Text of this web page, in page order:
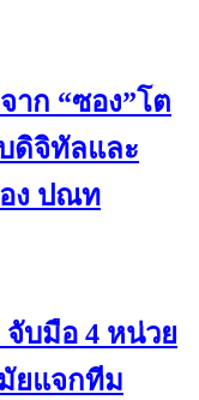
าก “ซอง”โต
ดิจิทัลและ
อง ปณท
บมือ 4 หน่วย
ยแจกทีม